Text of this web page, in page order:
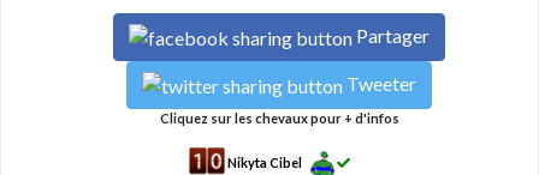
Partager
Tweeter
Cliquez sur les chevaux pour + d'infos
Nikyta Cibel